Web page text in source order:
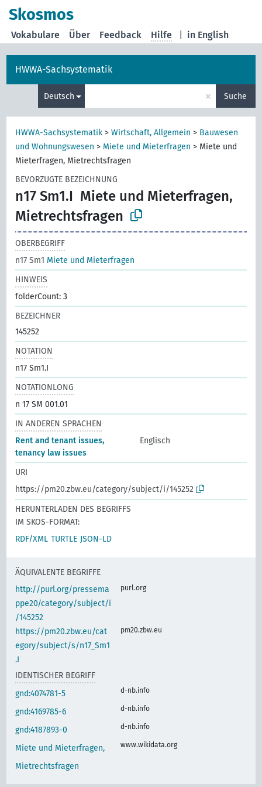
Skosmos
in English
Vokabulare Über Feedback Hilfe
HWWA-Sachsystematik
Deutsch × Suche
HWWA-Sachsystematik >Wirtschaft, Allgemein > Bauwesen
und Wohnungswesen > Miete und Mieterfragen > Miete und
Mieterfragen, Mietrechtsfragen
BEVORZUGTE BEZEICHNUNG
n17 Sm1.I Miete und Mieterfragen,
Mietrechtsfragen
OBERBEGRIFF
n17 Sm1 Miete und Mieterfragen
HINWEIS
folderCount: 3
BEZEICHNER
145252
NOTATION
n17 Sm1.I
NOTATIONLONG
n 17 SM 001.01
IN ANDEREN SPRACHEN
Rent and tenant issues,
tenancy law issues
Englisch
URI
https://pm20.zbw.eu/category/subject/i/145252
HERUNTERLADEN DES BEGRIFFS
IM SKOS-FORMAT:
RDF/XML TURTLE JSON-LD
ÄQUIVALENTE BEGRIFFE
http://purl.org/pressema
ppe20/category/subject/i
/145252
purl.org
https://pm20.zbw.eu/cat
egory/subject/s/n17_Sm1
.I
pm20.zbw.eu
IDENTISCHER BEGRIFF
gnd:4074781-5
d-nb.info
gnd:4169785-6 d-nb.info
gnd:4187893-0 d-nb.info
Miete und Mieterfragen,
Mietrechtsfragen
www.wikidata.org